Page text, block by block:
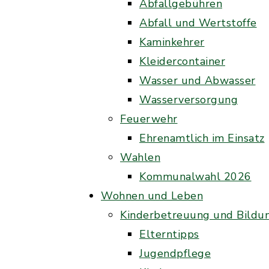
Abfallgebühren
Abfall und Wertstoffe
Kaminkehrer
Kleidercontainer
Wasser und Abwasser
Wasserversorgung
Feuerwehr
Ehrenamtlich im Einsatz
Wahlen
Kommunalwahl 2026
Wohnen und Leben
Kinderbetreuung und
Elterntipps
Jugendpflege